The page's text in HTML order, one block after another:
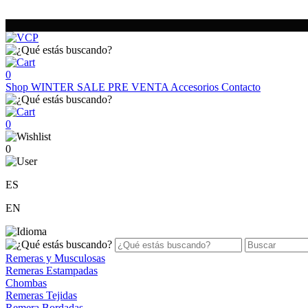
0
Shop WINTER SALE PRE VENTA Accesorios Contacto
0
0
ES
EN
Remeras y Musculosas
Remeras Estampadas
Chombas
Remeras Tejidas